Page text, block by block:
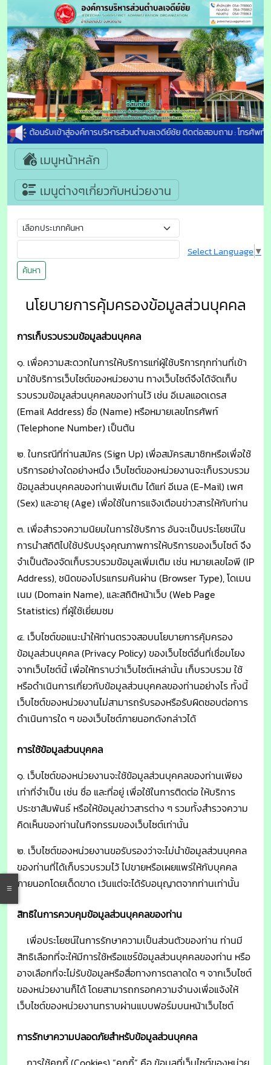
ยินดีต้อนรับเข้าสู่องค์การบริหารส่วนตำบลเจดีย์ชัย ติดต่อสอบถาม : โทรศัพท์ :
เมนูหน้าหลัก
เมนูต่างๆเกี่ยวกับหน่วยงาน
ค้นหา
Select Language▼
นโยบายการคุ้มครองข้อมูลส่วนบุคคล
การเก็บรวบรวมข้อมูลส่วนบุคคล
๑. เพื่อความสะดวกในการให้บริการแก่ผู้ใช้บริการทุกท่านที่เข้า
มาใช้บริการเว็บไซต์ของหน่วยงาน ทางเว็บไซต์จึงได้จัดเก็บ
รวบรวมข้อมูลส่วนบุคคลของท่านไว้ เช่น อีเมลแอดเดรส
(Email Address) ชื่อ (Name) หรือหมายเลขโทรศัพท์
(Telephone Number) เป็นต้น
๒. ในกรณีที่ท่านสมัคร (Sign Up) เพื่อสมัครสมาชิกหรือเพื่อใช้
บริการอย่างใดอย่างหนึ่ง เว็บไซต์ของหน่วยงานจะเก็บรวบรวม
ข้อมูลส่วนบุคคลของท่านเพิ่มเติม ได้แก่ อีเมล (E-Mail) เพศ
(Sex) และอายุ (Age) เพื่อใช้ในการแจ้งเตือนข่าวสารให้กับท่าน
๓. เพื่อสำรวจความนิยมในการใช้บริการ อันจะเป็นประโยชน์ใน
การนำสถิติไปใช้ปรับปรุงคุณภาพการให้บริการของเว็บไซต์ จึง
จำเป็นต้องจัดเก็บรวบรวมข้อมูลเพิ่มเติม เช่น หมายเลขไอพี (IP
Address), ชนิดของโปรแกรมค้นผ่าน (Browser Type), โดเมน
เนม (Domain Name), และสถิติหน้าเว็บ (Web Page
Statistics) ที่ผู้ใช้เยี่ยมชม
๔. เว็บไซต์ขอแนะนำให้ท่านตรวจสอบนโยบายการคุ้มครอง
ข้อมูลส่วนบุคคล (Privacy Policy) ของเว็บไซต์อื่นที่เชื่อมโยง
จากเว็บไซต์นี้ เพื่อให้ทราบว่าเว็บไซต์เหล่านั้น เก็บรวบรวม ใช้
หรือดำเนินการเกี่ยวกับข้อมูลส่วนบุคคลของท่านอย่างไร ทั้งนี้
เว็บไซต์ของหน่วยงานไม่สามารถรับรองหรือรับผิดชอบต่อการ
ดำเนินการใด ๆ ของเว็บไซต์ภายนอกดังกล่าวได้
การใช้ข้อมูลส่วนบุคคล
๑. เว็บไซต์ของหน่วยงานจะใช้ข้อมูลส่วนบุคคลของท่านเพียง
เท่าที่จำเป็น เช่น ชื่อ และที่อยู่ เพื่อใช้ในการติดต่อ ให้บริการ
ประชาสัมพันธ์ หรือให้ข้อมูลข่าวสารต่าง ๆ รวมทั้งสำรวจความ
คิดเห็นของท่านในกิจกรรมของเว็บไซต์เท่านั้น
๒. เว็บไซต์ของหน่วยงานขอรับรองว่าจะไม่นำข้อมูลส่วนบุคคล
ของท่านที่ได้เก็บรวบรวมไว้ ไปขายหรือเผยแพร่ให้กับบุคคล
ภายนอกโดยเด็ดขาด เว้นแต่จะได้รับอนุญาตจากท่านเท่านั้น
สิทธิในการควบคุมข้อมูลส่วนบุคคลของท่าน
เพื่อประโยชน์ในการรักษาความเป็นส่วนตัวของท่าน ท่านมี
สิทธิเลือกที่จะให้มีการใช้หรือแชร์ข้อมูลส่วนบุคคลของท่าน หรือ
อาจเลือกที่จะไม่รับข้อมูลหรือสื่อทางการตลาดใด ๆ จากเว็บไซต์
ของหน่วยงานก็ได้ โดยสามารถกรอกความจำนงเพื่อแจ้งให้
เว็บไซต์ของหน่วยงานทราบผ่านแบบฟอร์มบนหน้าเว็บไซต์
การรักษาความปลอดภัยสำหรับข้อมูลส่วนบุคคล